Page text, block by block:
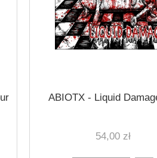
40,00 zł
do koszyka
ABIOTX - Liquid
54,00 zł